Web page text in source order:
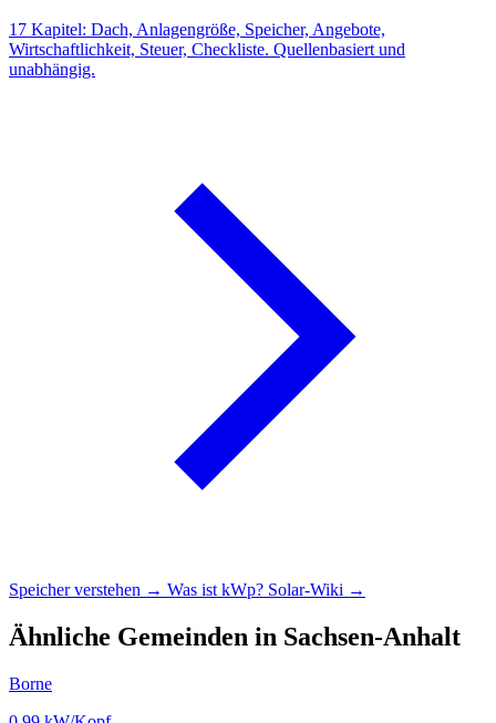
17 Kapitel: Dach, Anlagengröße, Speicher, Angebote,
Wirtschaftlichkeit, Steuer, Checkliste. Quellenbasiert und
unabhängig.
Speicher verstehen → Was ist kWp? Solar-Wiki →
Ähnliche Gemeinden in Sachsen-Anhalt
Borne